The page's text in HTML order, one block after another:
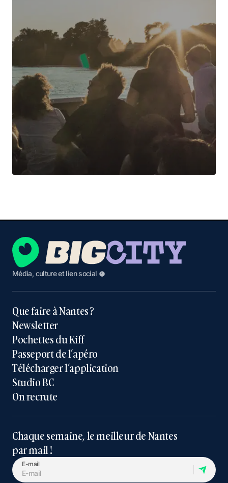
Média, culture et lien social 🥥
Que faire à Nantes ?
Newsletter
Pochettes du Kiff
Passeport de l’apéro
Télécharger l’application
Studio BC
On recrute
Chaque semaine, le meilleur de Nantes
par mail !
E-mail